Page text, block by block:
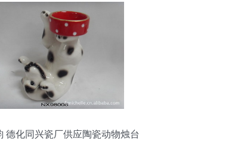
德化同兴瓷厂供应陶瓷动物烛台